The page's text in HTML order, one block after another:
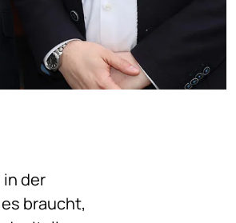
der
braucht,